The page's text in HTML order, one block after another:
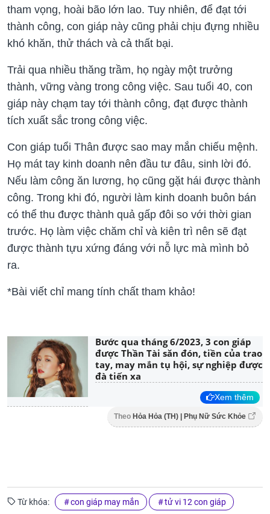
tham vọng, hoài bão lớn lao. Tuy nhiên, để đạt tới
thành công, con giáp này cũng phải chịu đựng nhiều
khó khăn, thử thách và cả thất bại.
Trải qua nhiều thăng trầm, họ ngày một trưởng
thành, vững vàng trong công việc. Sau tuổi 40, con
giáp này chạm tay tới thành công, đạt được thành
tích xuất sắc trong công việc.
Con giáp tuổi Thân được sao may mắn chiếu mệnh.
Họ mát tay kinh doanh nên đầu tư đâu, sinh lời đó.
Nếu làm công ăn lương, họ cũng gặt hái được thành
công. Trong khi đó, người làm kinh doanh buôn bán
có thể thu được thành quả gấp đôi so với thời gian
trước. Họ làm việc chăm chỉ và kiên trì nên sẽ đạt
được thành tựu xứng đáng với nỗ lực mà mình bỏ
ra.
*Bài viết chỉ mang tính chất tham khảo!
Bước qua tháng 6/2023, 3 con giáp
được Thần Tài săn đón, tiền của trao
tay, may mắn tụ hội, sự nghiệp được
đà tiến xa
Xem thêm
Theo Hỏa Hỏa (TH) | Phụ Nữ Sức Khỏe
Từ khóa: con giáp may mắn tử vi 12 con giáp